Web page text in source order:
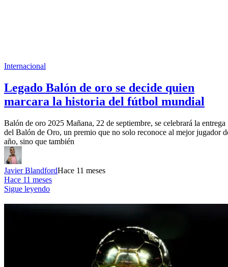
Internacional
Legado Balón de oro se decide quien
marcara la historia del fútbol mundial
Balón de oro 2025 Mañana, 22 de septiembre, se celebrará la entrega
del Balón de Oro, un premio que no solo reconoce al mejor jugador
año, sino que también
Javier BlandfordHace 11 meses
Hace 11 meses
Sigue leyendo